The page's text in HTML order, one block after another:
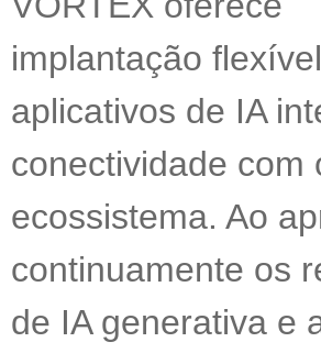
implantação
aplicativos de IA
conectividade com
ecossistema. Ao
continuamente os
de IA generativa e